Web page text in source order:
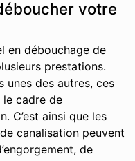
votre
en débouchage de
prestations.
unes des autres, ces
cadre de
C’est ainsi que les
canalisation peuvent
de